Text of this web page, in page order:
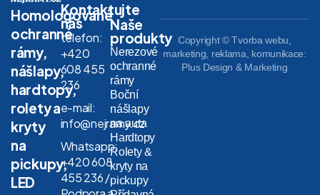
Homologované
ochranné
rámy,
nášlapy,
hardtopy,
rolety a
kryty
na
pickupy,
LED
Kontaktujte
nás
telefon:
+420
608 455
236
e-mail:
info@nejramy.cz
Whatsapp:
+420 608
455 236 /
Naše
produkty
Nerezové
ochranné
rámy
Boční
nášlapy
na auta
Hardtopy
Rolety &
kryty na
pickupy
Copyright © Tvorba webu,
marketing, reklama, komunikace:
Plus Design & Marketing